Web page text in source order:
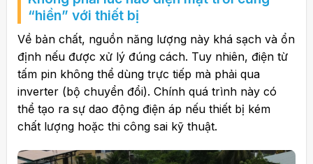
“hiền” với thiết bị
Về bản chất, nguồn năng lượng này khá sạch và ổn
định nếu được xử lý đúng cách. Tuy nhiên, điện từ
tấm pin không thể dùng trực tiếp mà phải qua
inverter (bộ chuyển đổi). Chính quá trình này có
thể tạo ra sự dao động điện áp nếu thiết bị kém
chất lượng hoặc thi công sai kỹ thuật.